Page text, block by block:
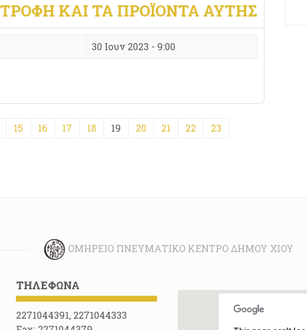
ΚΑΙ ΤΑ ΠΡΟΪΌΝΤΑ ΑΥΤΉΣ
30 Ιουν 2023 - 9:00
15 16 17 18 19 20 21 22
23
ΟΜΉΡΕΙΟ ΠΝΕΥΜΑΤΙΚΌ ΚΈΝΤΡΟ ΔΉΜΟΥ ΧΊΟΥ
ΤΗΛΈΦΩΝΑ
2271044391, 2271044333